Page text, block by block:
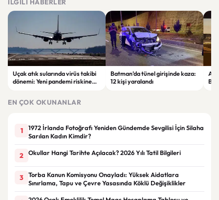
İLGILI HABERLER
Uçak atık sularında virüs takibi
dönemi: Yeni pandemi riskine
Batman’da tünel girişinde kaza:
12 kişi yaralandı
EN ÇOK OKUNANLAR
1
1972 İrlanda Fotoğrafı Yeniden Gündemde Sevgilisi İçin Silaha
Sarılan Kadın Kimdir?
2 Okullar Hangi Tarihte Açılacak? 2026 Yılı Tatil Bilgileri
3
Torba Kanun Komisyonu Onayladı: Yüksek Aidatlara
Sınırlama, Tapu ve Çevre Yasasında Köklü Değişiklikler